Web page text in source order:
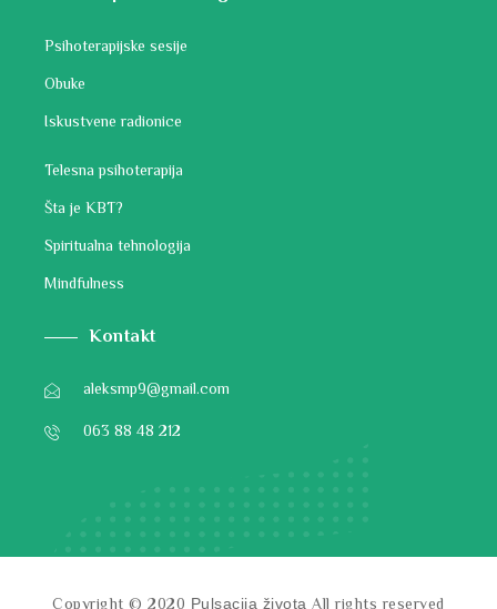
Psihoterapijske sesije
Obuke
Iskustvene radionice
Telesna psihoterapija
Šta je KBT?
Spiritualna tehnologija
Mindfulness
Kontakt
aleksmp9@gmail.com
063 88 48 212
Pulsacija života